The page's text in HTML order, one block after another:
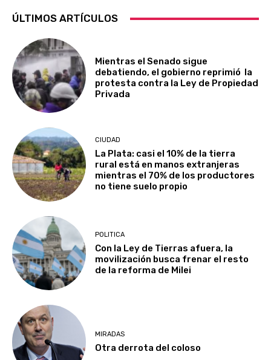
ÚLTIMOS ARTÍCULOS
Mientras el Senado sigue
debatiendo, el gobierno reprimió la
protesta contra la Ley de Propiedad
Privada
CIUDAD
La Plata: casi el 10% de la tierra
rural está en manos extranjeras
mientras el 70% de los productores
no tiene suelo propio
POLITICA
Con la Ley de Tierras afuera, la
movilización busca frenar el resto
de la reforma de Milei
MIRADAS
Otra derrota del coloso